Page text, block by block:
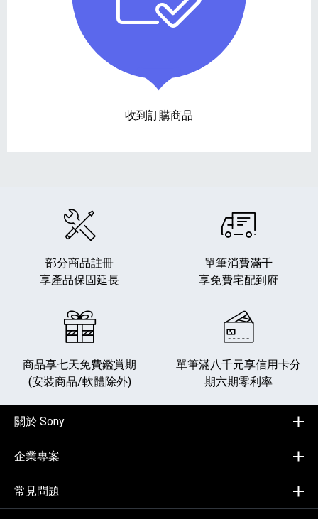
收到訂購商品
部分商品註冊
享產品保固延長
單筆消費滿千
享免費宅配到府
商品享七天免費鑑賞期
(安裝商品/軟體除外)
單筆滿八千元享信用卡分
期六期零利率
關於 Sony
企業專案
常見問題